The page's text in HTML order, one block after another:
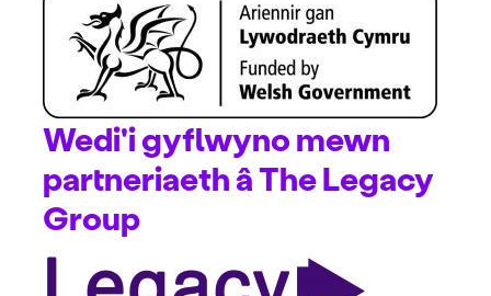
Wedi'i gyflwyno mewn
partneriaeth â The Legacy
Group